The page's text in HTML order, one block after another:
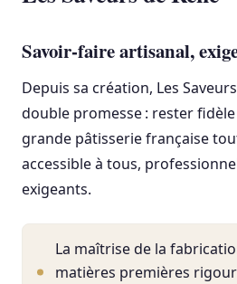
Savoir-faire artisanal,
Depuis sa création, Les
double promesse : rester
grande pâtisserie française
accessible à tous,
exigeants.
La maîtrise de la
matières premières